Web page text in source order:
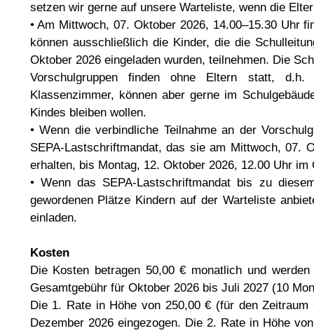
setzen wir gerne auf unsere Warteliste, wenn die
• Am Mittwoch, 07. Oktober 2026, 14.00–15.30 Uhr
können ausschließlich die Kinder, die die
Oktober 2026 eingeladen wurden, teilnehmen. Die
Vorschulgruppen finden ohne Eltern statt,
Klassenzimmer, können aber gerne im
Kindes bleiben wollen.
• Wenn die verbindliche Teilnahme an der
SEPA-Lastschriftmandat, das sie am Mittwoch, 07.
erhalten, bis Montag, 12. Oktober 2026, 12.00 Uhr
• Wenn das SEPA-Lastschriftmandat bis zu
gewordenen Plätze Kindern auf der Warteliste
einladen.
Kosten
Die Kosten betragen 50,00 € monatlich und
Gesamtgebühr für Oktober 2026 bis Juli 2027 (10
Die 1. Rate in Höhe von 250,00 € (für den
Dezember 2026 eingezogen. Die 2. Rate in Höhe